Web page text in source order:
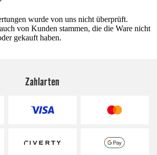
wurde von uns nicht überprüft.
von Kunden stammen, die die Ware nicht
gekauft haben.
Zahlarten